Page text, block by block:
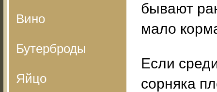
Вино
Бутерброды
Яйцо
бывают
мало
Если
сорняка